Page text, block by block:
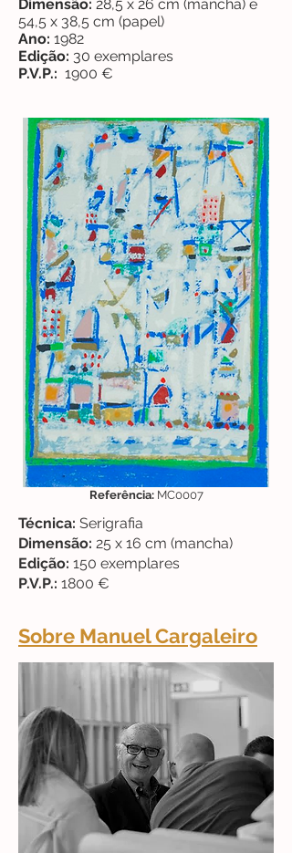
Dimensão: 28,5 x 26 cm (mancha) e
54,5 x 38,5 cm (papel)
Ano: 1982
Edição: 30 exemplares
P.V.P.: 1900 €
Técnica: Serigrafia
Dimensão: 25 x 16 cm (mancha)
Edição: 150 exemplares
P.V.P.: 1800 €
Referência:MC0007
Sobre Manuel Cargaleiro